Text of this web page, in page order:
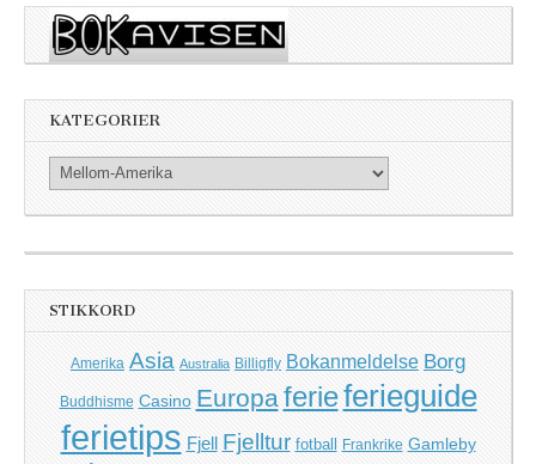
KATEGORIER
Kategorier
STIKKORD
Amerika Asia Australia Billigfly Bokanmeldelse Borg
Buddhisme Casino Europaferieferieguide
ferietips Fjell Fjelltur fotball Frankrike Gamleby